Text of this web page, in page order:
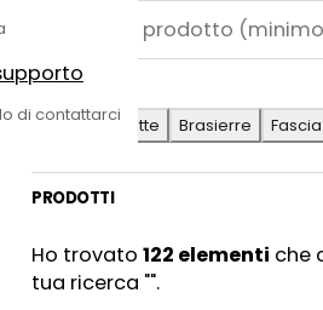
di contattarci
SUGGERITE
Antilope
Coulotte Brasierre Fascia
PRODOTTI
Ho trovato122 elementi che
tua ricerca "".